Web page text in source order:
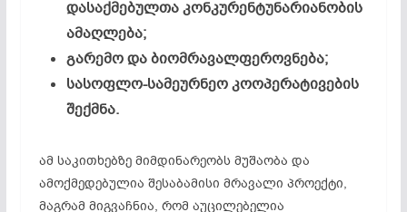
დასაქმებულთა კონკურენტუნარიანობის
ამაღლება;
გარემო და ბიომრავალფეროვნება;
სასოფლო-სამეურნეო კოოპერატივების
შექმნა.
ამ საკითხებზე მიმდინარეობს მუშაობა და
ამოქმედებულია შესაბამისი მრავალი პროექტი,
მაგრამ მიგვაჩნია, რომ აუცილებელია